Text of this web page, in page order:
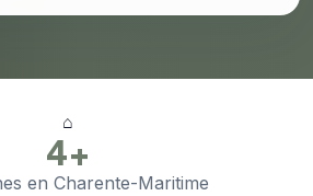
⌂
4+
en Charente-Maritime